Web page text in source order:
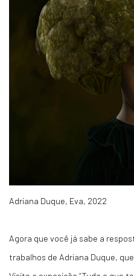
Adriana Duque, Eva, 2022
Agora que você já sabe a
trabalhos de Adriana Duque,